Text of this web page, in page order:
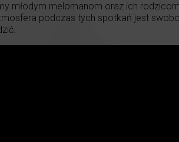
młodym melomanom oraz ich
podczas tych spotkań jest